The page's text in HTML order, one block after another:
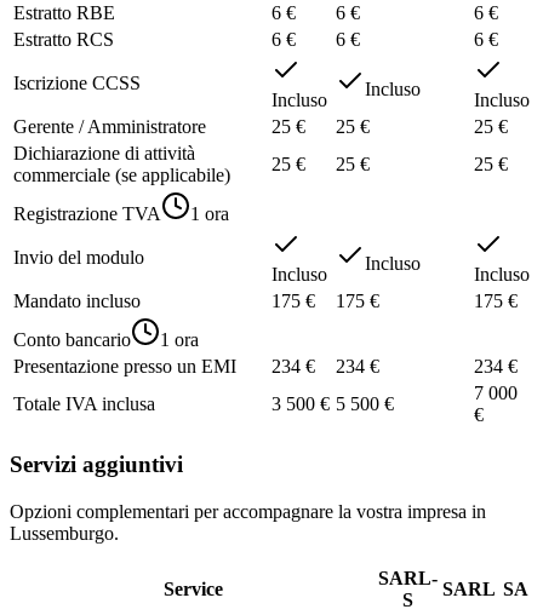
Estratto RBE
6 € 6 €
6 €
Estratto RCS
6 € 6 € 6 €
Iscrizione CCSS
Incluso
Incluso
Incluso
Gerente / Amministratore
25 € 25 €
25 €
Dichiarazione di attività
commerciale (se applicabile)
25 € 25 € 25 €
Registrazione TVA 1 ora
Invio del modulo
Incluso
Incluso
Incluso
Mandato incluso
175 € 175 €
175 €
Conto bancario
1 ora
Presentazione presso un EMI
234 € 234 €
234 €
Totale IVA inclusa
3 500 € 5 500 €
7 000
€
Servizi aggiuntivi
Opzioni complementari per accompagnare la vostra impresa in
Lussemburgo.
Service
SARL-
S
SARL SA